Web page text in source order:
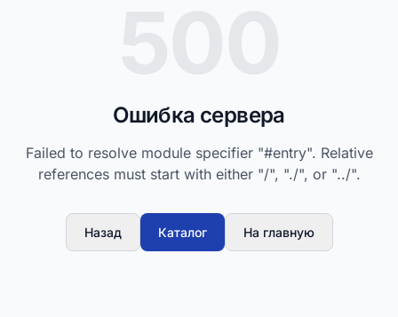
Ошибка сервера
Failed to resolve module specifier "#entry". Relative
references must start with either "/", "./", or "../".
Назад Каталог На главную